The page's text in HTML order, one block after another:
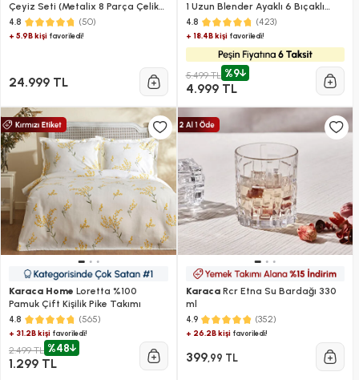
Çeyiz Seti (Metalix 8 Parça Çelik
Tencere Seti-Metalix Full Metal
Çaydanlık-3'lü Cezve)
4.8 (50)
+ 5.9B kişi favoriledi!
24.999 TL
1 Uzun Blender Ayaklı 6 Bıçaklı
Cam Mutfak Robotu 2500W
Galaxy Grey
4.8 (423)
+ 18.4B kişifavoriledi!
5.499 TL %9
4.999 TL
Karaca Home Loretta %100
Pamuk Çift Kişilik Pike Takımı
4.8 (565)
+ 31.2B kişi favoriledi!
2.499 TL %48
1.299 TL
KaracaRcr Etna Su Bardağı 330
ml
4.9 (352)
+ 26.2B kişifavoriledi!
399,99 TL